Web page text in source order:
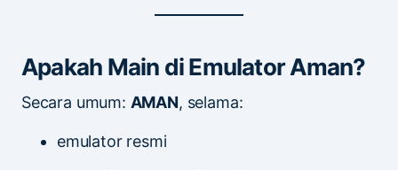
Apakah Main di Emulator Aman?
Secara umum: AMAN, selama:
emulator resmi